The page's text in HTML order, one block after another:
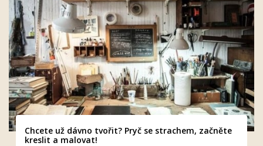
Chcete už dávno tvořit? Pryč se strachem, začněte
kreslit a malovat!